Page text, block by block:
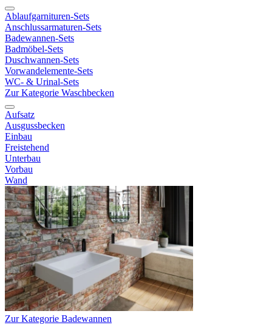
Ablaufgarnituren-Sets
Anschlussarmaturen-Sets
Badewannen-Sets
Badmöbel-Sets
Duschwannen-Sets
Vorwandelemente-Sets
WC- & Urinal-Sets
Zur Kategorie Waschbecken
Aufsatz
Ausgussbecken
Einbau
Freistehend
Unterbau
Vorbau
Wand
Zur Kategorie Badewannen